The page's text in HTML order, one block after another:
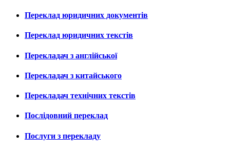
Переклад юридичних документів
Переклад юридичних текстів
Перекладач з англійської
Перекладач з китайського
Перекладач технічних текстів
Послідовний переклад
Послуги з перекладу